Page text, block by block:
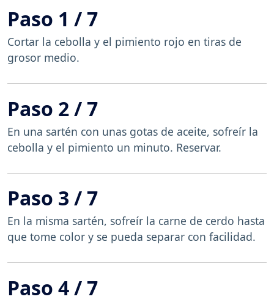
Paso 1 / 7
Cortar la cebolla y el pimiento rojo en tiras de
grosor medio.
Paso 2 / 7
En una sartén con unas gotas de aceite, sofreír la
cebolla y el pimiento un minuto. Reservar.
Paso 3 / 7
En la misma sartén, sofreír la carne de cerdo hasta
que tome color y se pueda separar con facilidad.
Paso 4 / 7